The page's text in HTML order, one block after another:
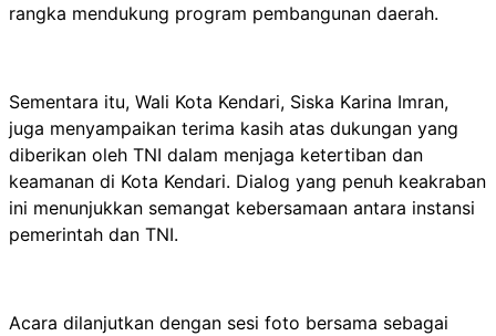
rangka mendukung program pembangunan daerah.
Sementara itu, Wali Kota Kendari, Siska Karina Imran,
juga menyampaikan terima kasih atas dukungan yang
diberikan oleh TNI dalam menjaga ketertiban dan
keamanan di Kota Kendari. Dialog yang penuh keakraban
ini menunjukkan semangat kebersamaan antara instansi
pemerintah dan TNI.
Acara dilanjutkan dengan sesi foto bersama sebagai